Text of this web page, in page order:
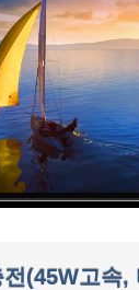
(45W고속,